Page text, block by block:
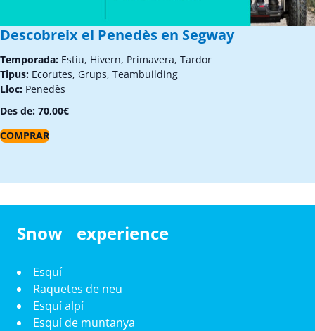
Descobreix el Penedès en Segway
Temporada: Estiu, Hivern, Primavera, Tardor
Tipus: Ecorutes, Grups, Teambuilding
Lloc: Penedès
Des de: 70,00€
COMPRAR
Snow experience
Esquí
Raquetes de neu
Esquí alpí
Esquí de muntanya